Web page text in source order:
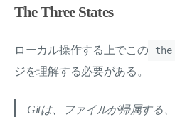
The Three States
ローカル操作する上でこの the
ジを理解する必要がある。
Gitは、ファイルが帰属する